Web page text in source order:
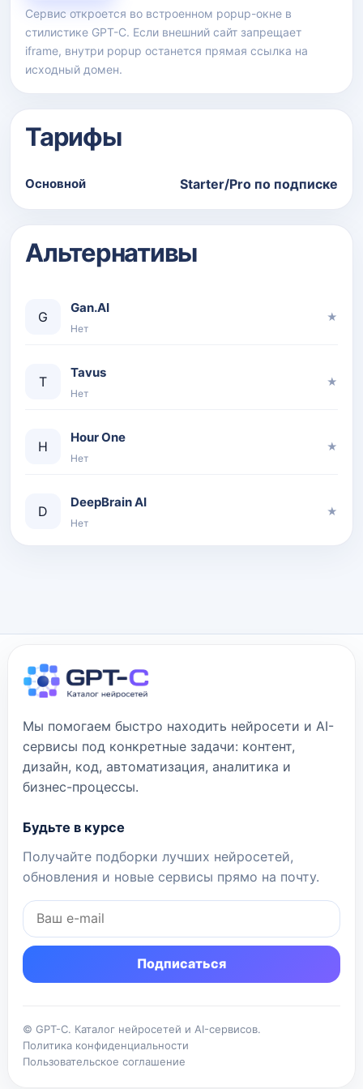
Сервис откроется во встроенном popup-окне в
стилистике GPT-C. Если внешний сайт запрещает
iframe, внутри popup останется прямая ссылка на
исходный домен.
Тарифы
Основной Starter/Pro по подписке
Альтернативы
G
Gan.AI
Нет
★
T
Tavus
Нет
★
H
Hour One
Нет
★
D
DeepBrain AI
Нет
★
Мы помогаем быстро находить нейросети и AI-
сервисы под конкретные задачи: контент,
дизайн, код, автоматизация, аналитика и
бизнес-процессы.
Будьте в курсе
Получайте подборки лучших нейросетей,
обновления и новые сервисы прямо на почту.
Подписаться
© GPT-C. Каталог нейросетей и AI-сервисов.
Политика конфиденциальности
Пользовательское соглашение